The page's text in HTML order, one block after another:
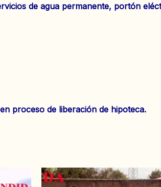
de agua permanente, portón
proceso de liberación de hipoteca.